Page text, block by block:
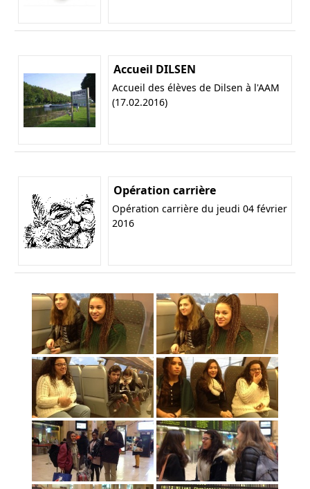
Accueil DILSEN
Accueil des élèves de Dilsen à l'AAM
(17.02.2016)
Opération carrière
Opération carrière du jeudi 04 février
2016